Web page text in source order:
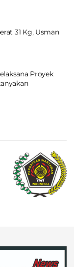
31 Kg, Usman
Proyek